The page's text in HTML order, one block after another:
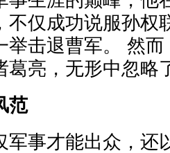
不仅成功说服孙权
举击退曹军。 然
葛亮，无形中忽略
范
军事才能出众，还